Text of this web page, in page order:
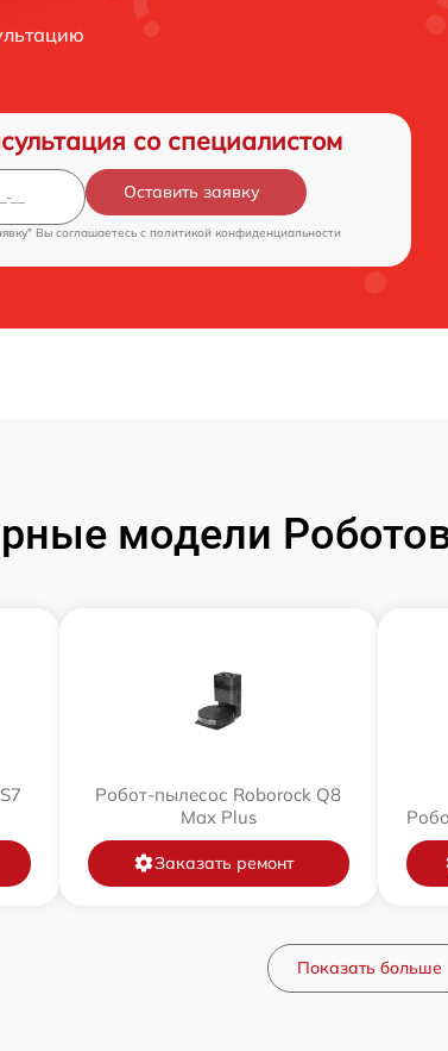
со специалистом
Оставить заявку
Вы соглашаетесь c политикой конфиденциальности
модели
Робот-пылесос Roborock Q8
Max Plus
Заказать ремонт
Показать больше